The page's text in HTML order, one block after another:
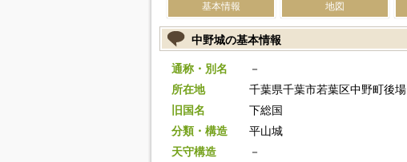
基本情報 地図
中野城の基本情報
通称・別名
－
所在地
千葉県千葉市若葉区中野町後場
旧国名
下総国
分類・構造
平山城
天守構造
－